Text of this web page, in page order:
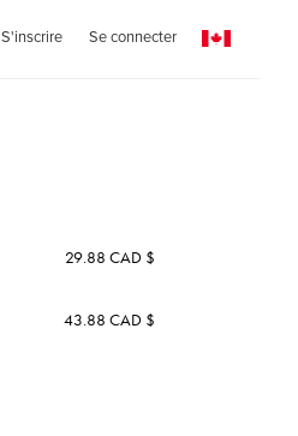
S'inscrire Se connecter
29.88 CAD $
43.88 CAD $